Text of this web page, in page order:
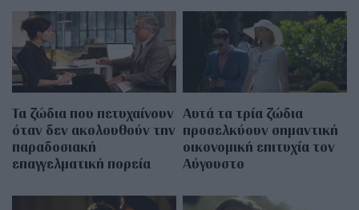
Τα ζώδια που πετυχαίνουν
όταν δεν ακολουθούν την
παραδοσιακή
επαγγελματική πορεία
Αυτά τα τρία ζώδια
προσελκύουν σημαντική
οικονομική επιτυχία τον
Αύγουστο